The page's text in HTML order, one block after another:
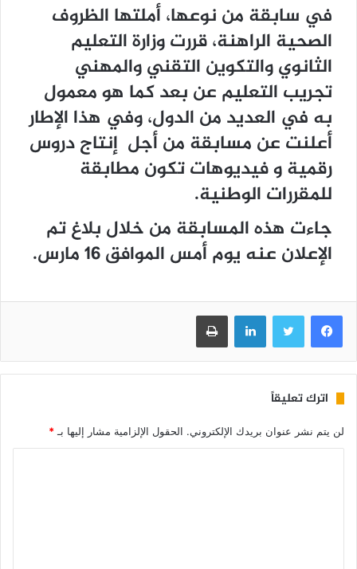
في سابقة من نوعها، أملتها الظروف
الصحية الراهنة، قررت وزارة التعليم
الثانوي والتكوين التقني والمهني
تجريب التعليم عن بعد كما هو معمول
به في العديد من الدول، وفي هذا الإطار
أعلنت عن مسابقة من أجل إنتاج دروس
رقمية و فيديوهات تكون مطابقة
للمقررات الوطنية.
جاءت هذه المسابقة من خلال بلاغ تم
الإعلان عنه يوم أمس الموافق 16 مارس.
فيسبوك تويتر لينكدإن طباعة
اترك تعليقاً
لن يتم نشر عنوان بريدك الإلكتروني. الحقول الإلزامية مشار إليها بـ *